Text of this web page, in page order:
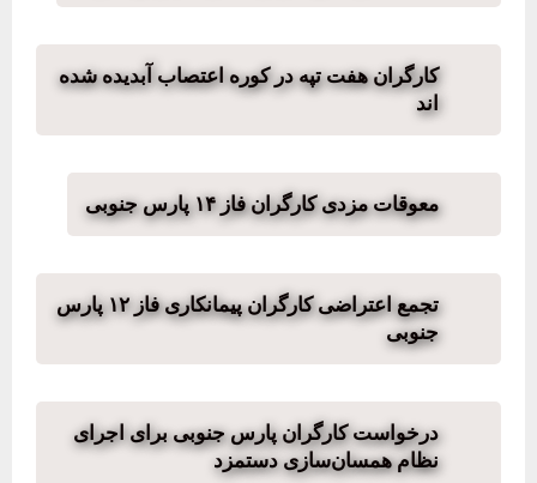
کارگران هفت تپه در کوره اعتصاب آبدیده شده
اند
معوقات مزدی کارگران فاز ۱۴ پارس جنوبی
تجمع اعتراضی کارگران پیمانکاری فاز ۱۲ پارس
جنوبی
درخواست کارگران پارس جنوبی برای اجرای
نظام همسان‌سازی دستمزد